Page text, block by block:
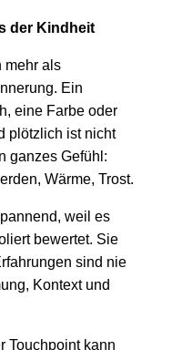
der Kindheit
mehr als
Ein
eine Farbe oder
plötzlich ist nicht
ganzes Gefühl:
Wärme, Trost.
weil es
bewertet. Sie
sind nie
Kontext und
Touchpoint kann